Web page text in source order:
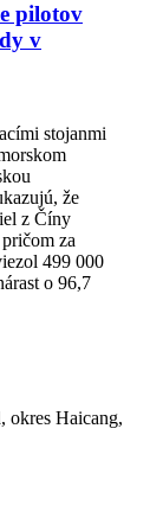
pilotov
v
stojanmi
že
z Číny
za
499 000
o 96,7
okres Haicang,